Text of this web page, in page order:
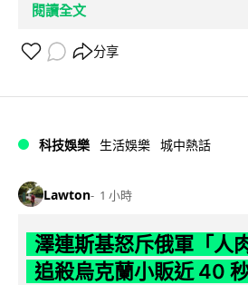
閱讀全文
分享
科技娛樂 生活娛樂 城中熱話
Lawton 1 小時
澤連斯基怒斥俄軍「人
追殺烏克蘭小販近 40